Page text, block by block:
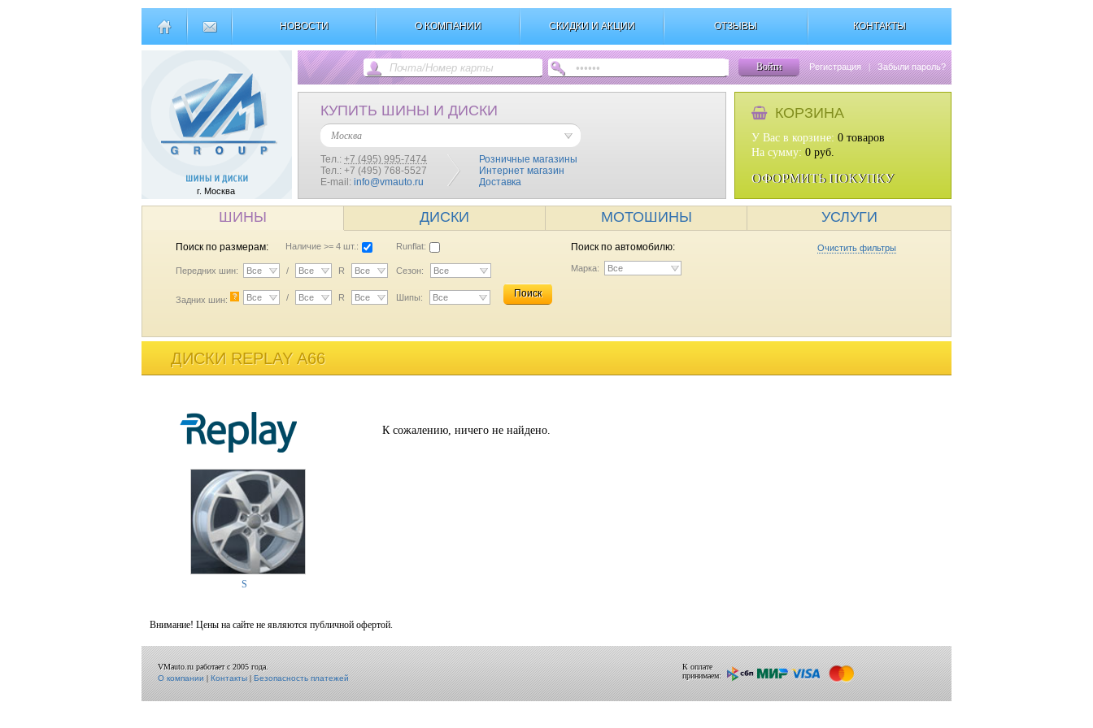
НОВОСТИ О КОМПАНИИ СКИДКИ И АКЦИИ ОТЗЫВЫ КОНТАКТЫ
г. Москва
Войти Регистрация | Забыли пароль?
КУПИТЬ ШИНЫ И ДИСКИ
Москва
Тел.: +7 (495) 995-7474
Тел.: +7 (495) 768-5527
E-mail: info@vmauto.ru
Розничные магазины
Интернет магазин
Доставка
КОРЗИНА
У Вас в корзине: 0 товаров
На сумму: 0 руб.
ОФОРМИТЬ ПОКУПКУ
ШИНЫ ДИСКИ МОТОШИНЫ УСЛУГИ
Поиск по размерам: Наличие >= 4 шт.: Runflat:
Передних шин: Все / Все R Все Сезон: Все
Задних шин: ? Все / Все R Все Шипы: Все Поиск
Поиск по автомобилю: Очистить фильтры
Марка: Все
ДИСКИ REPLAY A66
S
К сожалению, ничего не найдено.
Внимание! Цены на сайте не являются публичной офертой.
VMauto.ru работает с 2005 года.
О компании|Контакты|Безопасность платежей
К оплате
принимаем: